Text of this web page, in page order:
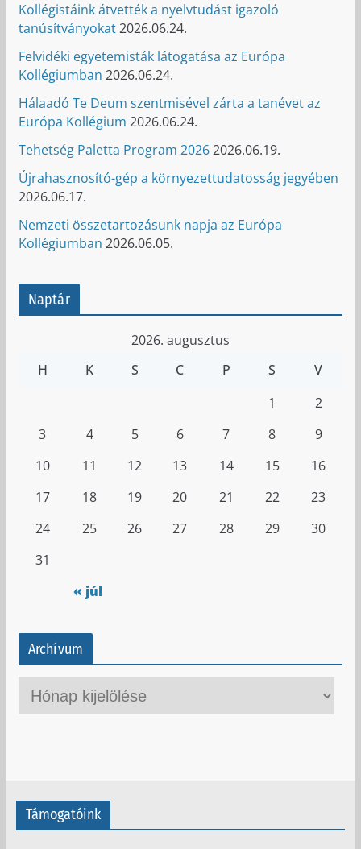
Kollégistáink átvették a nyelvtudást igazoló
tanúsítványokat2026.06.24.
Felvidéki egyetemisták látogatása az Európa
Kollégiumban 2026.06.24.
Hálaadó Te Deum szentmisével zárta a tanévet az
Európa Kollégium 2026.06.24.
Tehetség Paletta Program 20262026.06.19.
Újrahasznosító-gép a környezettudatosság jegyében
2026.06.17.
Nemzeti összetartozásunk napja az Európa
Kollégiumban 2026.06.05.
Naptár
2026. augusztus
H
K S C P S V
« júl
1
2
3
4 5 6 7 8
9
10
11 12 13 14 15
16
17
18 19 20 21 22
23
24
25 26 27 28 29
30
31
Archívum
r
Támogatóink